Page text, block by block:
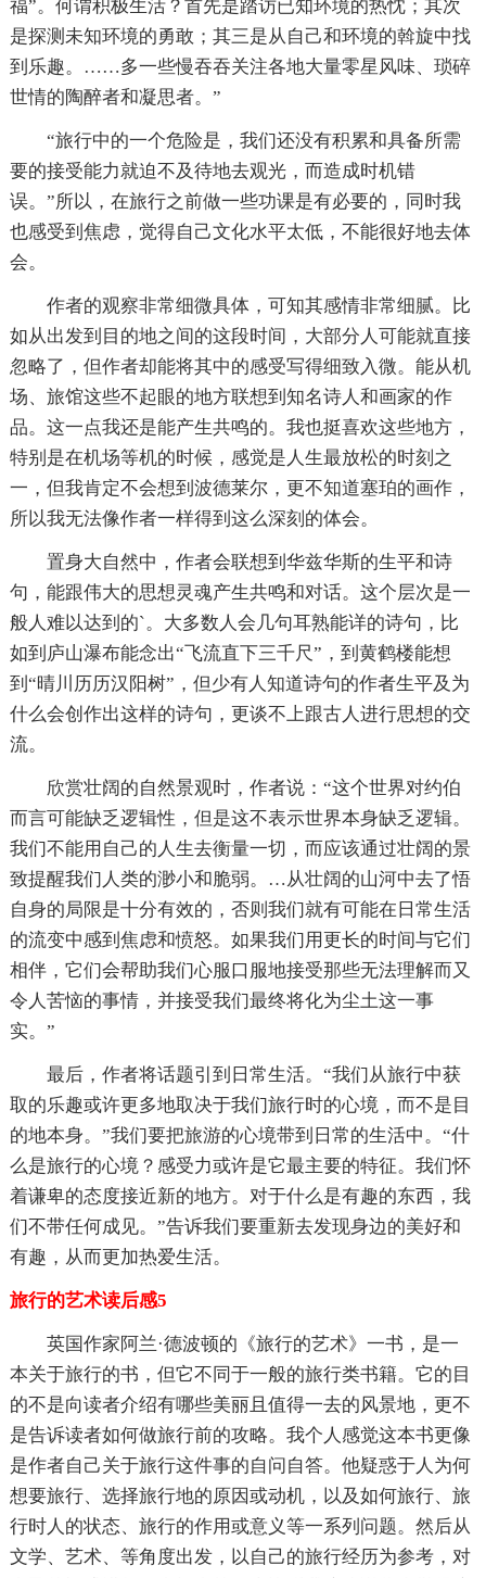
福”。何谓积极生活？首先是踏访已知环境的热忱；其次
是探测未知环境的勇敢；其三是从自己和环境的斡旋中找
到乐趣。……多一些慢吞吞关注各地大量零星风味、琐碎
世情的陶醉者和凝思者。”
“旅行中的一个危险是，我们还没有积累和具备所需
要的接受能力就迫不及待地去观光，而造成时机错
误。”所以，在旅行之前做一些功课是有必要的，同时我
也感受到焦虑，觉得自己文化水平太低，不能很好地去体
会。
作者的观察非常细微具体，可知其感情非常细腻。比
如从出发到目的地之间的这段时间，大部分人可能就直接
忽略了，但作者却能将其中的感受写得细致入微。能从机
场、旅馆这些不起眼的地方联想到知名诗人和画家的作
品。这一点我还是能产生共鸣的。我也挺喜欢这些地方，
特别是在机场等机的时候，感觉是人生最放松的时刻之
一，但我肯定不会想到波德莱尔，更不知道塞珀的画作，
所以我无法像作者一样得到这么深刻的体会。
置身大自然中，作者会联想到华兹华斯的生平和诗
句，能跟伟大的思想灵魂产生共鸣和对话。这个层次是一
般人难以达到的`。大多数人会几句耳熟能详的诗句，比
如到庐山瀑布能念出“飞流直下三千尺”，到黄鹤楼能想
到“晴川历历汉阳树”，但少有人知道诗句的作者生平及为
什么会创作出这样的诗句，更谈不上跟古人进行思想的交
流。
欣赏壮阔的自然景观时，作者说：“这个世界对约伯
而言可能缺乏逻辑性，但是这不表示世界本身缺乏逻辑。
我们不能用自己的人生去衡量一切，而应该通过壮阔的景
致提醒我们人类的渺小和脆弱。…从壮阔的山河中去了悟
自身的局限是十分有效的，否则我们就有可能在日常生活
的流变中感到焦虑和愤怒。如果我们用更长的时间与它们
相伴，它们会帮助我们心服口服地接受那些无法理解而又
令人苦恼的事情，并接受我们最终将化为尘土这一事
实。”
最后，作者将话题引到日常生活。“我们从旅行中获
取的乐趣或许更多地取决于我们旅行时的心境，而不是目
的地本身。”我们要把旅游的心境带到日常的生活中。“什
么是旅行的心境？感受力或许是它最主要的特征。我们怀
着谦卑的态度接近新的地方。对于什么是有趣的东西，我
们不带任何成见。”告诉我们要重新去发现身边的美好和
有趣，从而更加热爱生活。
旅行的艺术读后感5
英国作家阿兰·德波顿的《旅行的艺术》一书，是一
本关于旅行的书，但它不同于一般的旅行类书籍。它的目
的不是向读者介绍有哪些美丽且值得一去的风景地，更不
是告诉读者如何做旅行前的攻略。我个人感觉这本书更像
是作者自己关于旅行这件事的自问自答。他疑惑于人为何
想要旅行、选择旅行地的原因或动机，以及如何旅行、旅
行时人的状态、旅行的作用或意义等一系列问题。然后从
文学、艺术、等角度出发，以自己的旅行经历为参考，对